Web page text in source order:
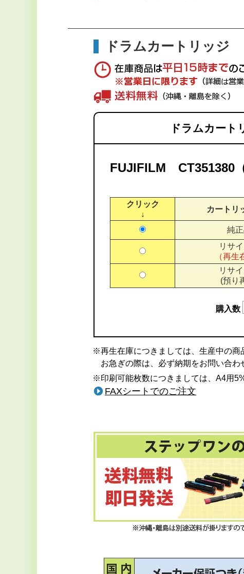
ドラムカートリッジ
ドラムカート
FUJIFILM CT351380
クリック
↓
カートリ
純
リサ
（再生
リサ
(預り
購入数
※再生在庫につきましては、生産中の商
お急ぎの際は、必ず納期をお問い合わ
※印刷可能枚数につきましては、A4用
FAXシートでのご注文